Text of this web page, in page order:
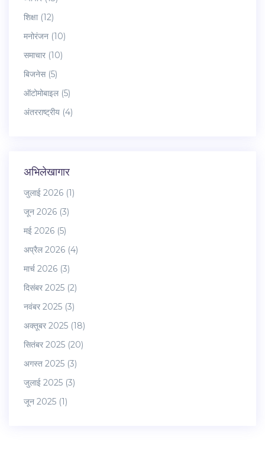
शिक्षा (12)
मनोरंजन (10)
समाचार (10)
बिजनेस (5)
ऑटोमोबाइल (5)
अंतरराष्ट्रीय (4)
अभिलेखागार
जुलाई 2026 (1)
जून 2026 (3)
मई 2026 (5)
अप्रैल 2026 (4)
मार्च 2026 (3)
दिसंबर 2025 (2)
नवंबर 2025 (3)
अक्तूबर 2025 (18)
सितंबर 2025 (20)
अगस्त 2025 (3)
जुलाई 2025 (3)
जून 2025 (1)